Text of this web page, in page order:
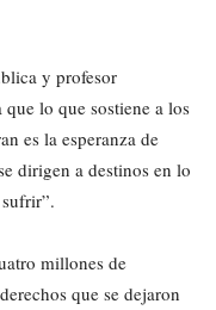
y profesor
lo que sostiene a los
es la esperanza de
dirigen a destinos en lo
millones de
que se dejaron